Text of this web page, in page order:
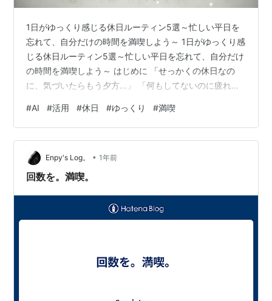
1日がゆっくり感じる休日ルーティン5選～忙しい平日を
忘れて、自分だけの時間を満喫しよう～ 1日がゆっくり感
じる休日ルーティン5選～忙しい平日を忘れて、自分だけ
の時間を満喫しよう～ はじめに 「せっかくの休日なの
に、気づいたらもう夕方…」 「何もしてないのに疲れて
ませんか？ 皆さんなら、きっと共感してくれるはず。平
日は仕事や勉強で忙しく、やっと迎えた休日も「あっと
いう間に終わってしまった」と感じること、本当に多い
ですよね。 実は、休日が早く感じるのには理由がありま
す。心理学では「時間の体感速度は、その時間にどれだ
#AI #活用 #休日 #ゆっくり #満喫
Enpy's Log。 • 1年前
回数を。満喫。